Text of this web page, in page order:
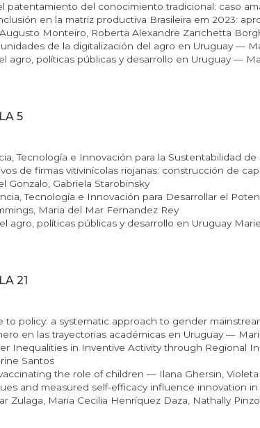
patentamiento del conocimiento tradicional: caso
en la matriz productiva Brasileira em 2023:
Monteiro, Roberta Alexandre Zanchetta
de la digitalización del agro en Uruguay —
agro, políticas públicas y desarrollo en Uruguay —
5
Tecnología e Innovación para la Sustentabilidad
de firmas vitivinícolas riojanas: construcción de
Gonzalo, Gabriela Starobinsky
Tecnología e Innovación para Desarrollar el
Maria del Mar Fernandez Rey
agro, políticas públicas y desarrollo en Uruguay
21
to policy: a systematic approach to gender
en las trayectorias académicas en Uruguay —
Inequalities in Inventive Activity through Regional
Santos
the role of children — Ilana Ghersin, Violeta
and measured self-efficacy influence innovation
Zulaga, Maria Cecilia Henríquez Daza, Nathally